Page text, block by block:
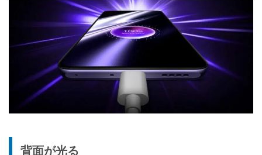
背面が光る